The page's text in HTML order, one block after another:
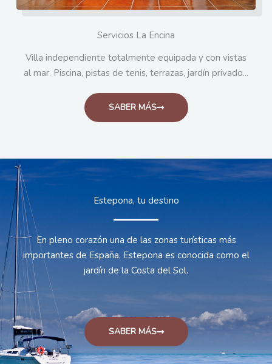
Servicios La Encina
Villa independiente totalmente equipada y con vistas
al mar. Piscina, pistas de tenis, terrazas, jardín privado...
SABER MÁS
Estepona, tu destino
En pleno corazón una de las zonas turísticas más
importantes de España, Estepona es conocida como el
jardín de la Costa del Sol.
SABER MÁS